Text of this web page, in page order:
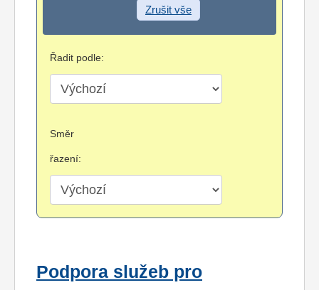
Zrušit vše
Řadit podle:
Směr
řazení:
Podpora služeb pro